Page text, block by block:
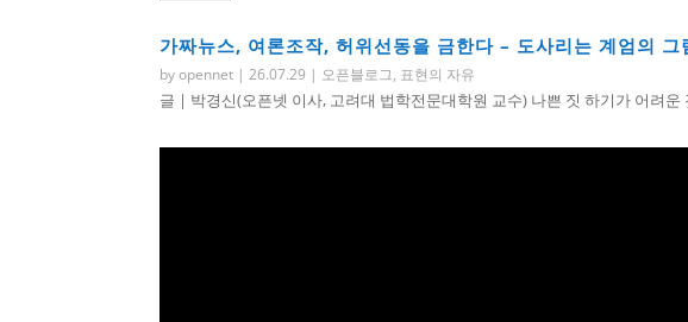
가짜뉴스, 여론조작, 허위선동을 금한다 – 도사리는 계엄의
byopennet |26.07.29 | 오픈블로그, 표현의 자유
글 | 박경신(오픈넷 이사, 고려대 법학전문대학원 교수) 나쁜 짓 하기가 어려운